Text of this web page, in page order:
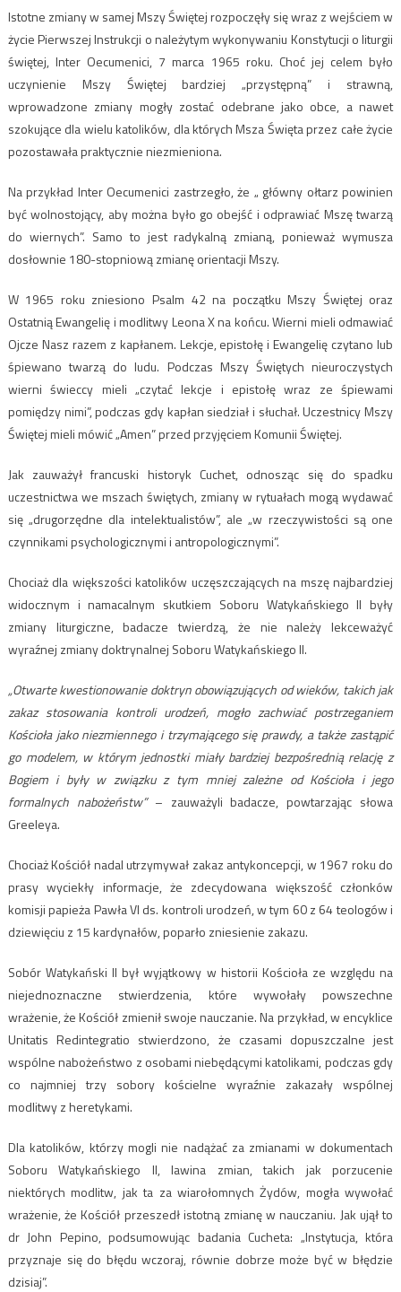
Istotne zmiany w samej Mszy Świętej rozpoczęły się wraz z wejściem w
życie Pierwszej Instrukcji o należytym wykonywaniu Konstytucji o liturgii
świętej, Inter Oecumenici, 7 marca 1965 roku. Choć jej celem było
uczynienie Mszy Świętej bardziej „przystępną” i strawną,
wprowadzone zmiany mogły zostać odebrane jako obce, a nawet
szokujące dla wielu katolików, dla których Msza Święta przez całe życie
pozostawała praktycznie niezmieniona.
Na przykład Inter Oecumenici zastrzegło, że „ główny ołtarz powinien
być wolnostojący, aby można było go obejść i odprawiać Mszę twarzą
do wiernych”. Samo to jest radykalną zmianą, ponieważ wymusza
dosłownie 180-stopniową zmianę orientacji Mszy.
W 1965 roku zniesiono Psalm 42 na początku Mszy Świętej oraz
Ostatnią Ewangelię i modlitwy Leona X na końcu. Wierni mieli odmawiać
Ojcze Nasz razem z kapłanem. Lekcje, epistołę i Ewangelię czytano lub
śpiewano twarzą do ludu. Podczas Mszy Świętych nieuroczystych
wierni świeccy mieli „czytać lekcje i epistołę wraz ze śpiewami
pomiędzy nimi”, podczas gdy kapłan siedział i słuchał. Uczestnicy Mszy
Świętej mieli mówić „Amen” przed przyjęciem Komunii Świętej.
Jak zauważył francuski historyk Cuchet, odnosząc się do spadku
uczestnictwa we mszach świętych, zmiany w rytuałach mogą wydawać
się „drugorzędne dla intelektualistów”, ale „w rzeczywistości są one
czynnikami psychologicznymi i antropologicznymi”.
Chociaż dla większości katolików uczęszczających na mszę najbardziej
widocznym i namacalnym skutkiem Soboru Watykańskiego II były
zmiany liturgiczne, badacze twierdzą, że nie należy lekceważyć
wyraźnej zmiany doktrynalnej Soboru Watykańskiego II.
„Otwarte kwestionowanie doktryn obowiązujących od wieków, takich jak
zakaz stosowania kontroli urodzeń, mogło zachwiać postrzeganiem
Kościoła jako niezmiennego i trzymającego się prawdy, a także zastąpić
go modelem, w którym jednostki miały bardziej bezpośrednią relację z
Bogiem i były w związku z tym mniej zależne od Kościoła i jego
formalnych nabożeństw”– zauważyli badacze, powtarzając słowa
Greeleya.
Chociaż Kościół nadal utrzymywał zakaz antykoncepcji, w 1967 roku do
prasy wyciekły informacje, że zdecydowana większość członków
komisji papieża Pawła VI ds. kontroli urodzeń, w tym 60 z 64 teologów i
dziewięciu z 15 kardynałów, poparło zniesienie zakazu.
Sobór Watykański II był wyjątkowy w historii Kościoła ze względu na
niejednoznaczne stwierdzenia, które wywołały powszechne
wrażenie, że Kościół zmienił swoje nauczanie. Na przykład, w encyklice
Unitatis Redintegratio stwierdzono, że czasami dopuszczalne jest
wspólne nabożeństwo z osobami niebędącymi katolikami, podczas gdy
co najmniej trzy sobory kościelne wyraźnie zakazały wspólnej
modlitwy z heretykami.
Dla katolików, którzy mogli nie nadążać za zmianami w dokumentach
Soboru Watykańskiego II, lawina zmian, takich jak porzucenie
niektórych modlitw, jak ta za wiarołomnych Żydów, mogła wywołać
wrażenie, że Kościół przeszedł istotną zmianę w nauczaniu. Jak ujął to
dr John Pepino, podsumowując badania Cucheta: „Instytucja, która
przyznaje się do błędu wczoraj, równie dobrze może być w błędzie
dzisiaj”.